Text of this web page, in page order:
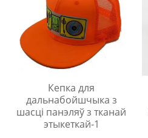
Кепка для
дальнабойшчыка з
шасці панэляў з тканай
этыкеткай-1